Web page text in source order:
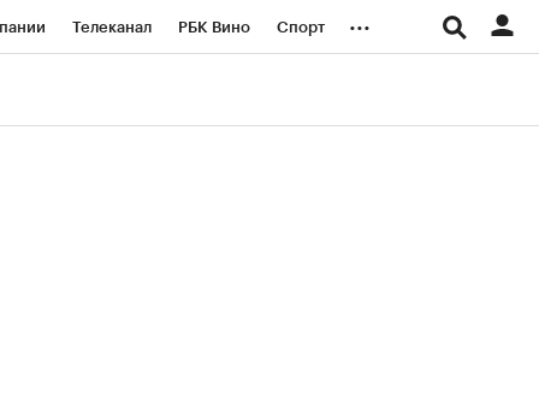
Телеканал РБК Вино Спорт ...